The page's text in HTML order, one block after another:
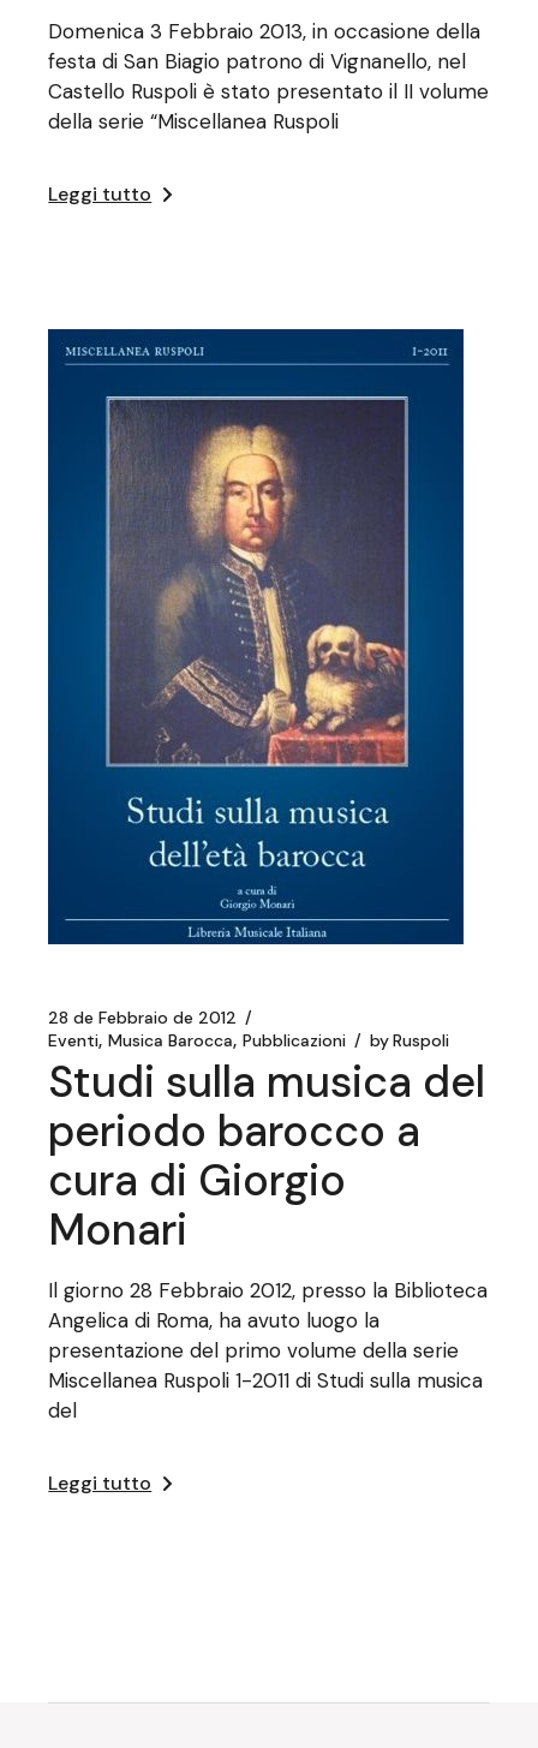
Domenica 3 Febbraio 2013, in occasione della
festa di San Biagio patrono di Vignanello, nel
Castello Ruspoli è stato presentato il II volume
della serie “Miscellanea Ruspoli
Leggi tutto
28 de Febbraio de 2012
Eventi Musica Barocca Pubblicazioni byRuspoli
Studi sulla musica del
periodo barocco a
cura di Giorgio
Monari
Il giorno 28 Febbraio 2012, presso la Biblioteca
Angelica di Roma, ha avuto luogo la
presentazione del primo volume della serie
Miscellanea Ruspoli 1-2011 di Studi sulla musica
del
Leggi tutto